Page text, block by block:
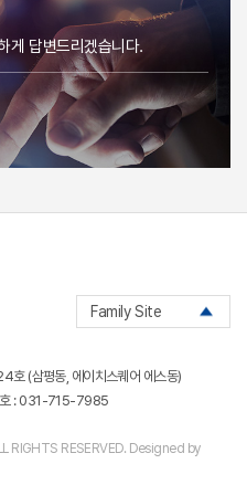
게 답변드리겠습니다.
Family Site
호 (삼평동, 에이치스퀘어 에스동)
호 : 031-715-7985
RIGHTS RESERVED. Designed by